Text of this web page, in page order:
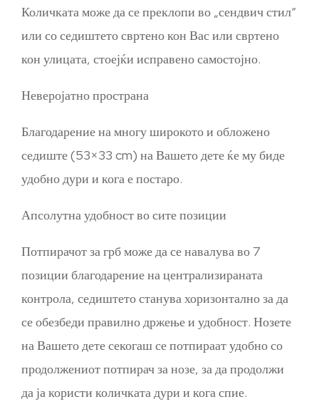
Количката може да се преклопи во „сендвич стил“
или со седиштето свртено кон Вас или свртено
кон улицата, стоејќи исправено самостојно.
Неверојатно пространа
Благодарение на многу широкото и обложено
седиште (53×33 cm) на Вашето дете ќе му биде
удобно дури и кога е постаро.
Апсолутна удобност во сите позиции
Потпирачот за грб може да се навалува во 7
позиции благодарение на централизираната
контрола, седиштето станува хоризонтално за да
се обезбеди правилно држење и удобност. Нозете
на Вашето дете секогаш се потпираат удобно со
продолжениот потпирач за нозе, за да продолжи
да ја користи количката дури и кога спие.